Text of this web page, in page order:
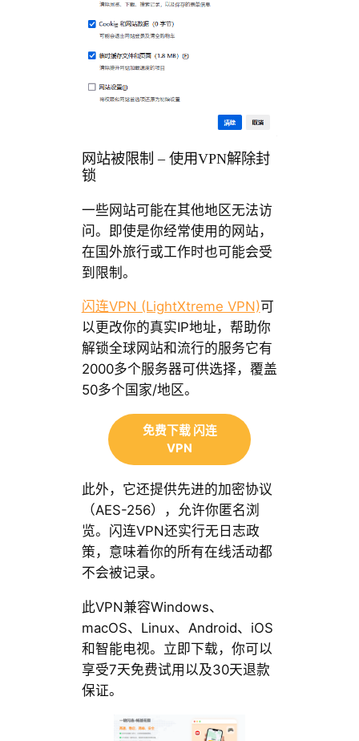
网站被限制 – 使用VPN解除封
锁
一些网站可能在其他地区无法访
问。即使是你经常使用的网站，
在国外旅行或工作时也可能会受
到限制。
闪连VPN (LightXtreme VPN)可
以更改你的真实IP地址，帮助你
解锁全球网站和流行的服务它有
2000多个服务器可供选择，覆盖
50多个国家/地区。
免费下载 闪连
VPN
此外，它还提供先进的加密协议
（AES-256），允许你匿名浏
览。闪连VPN还实行无日志政
策，意味着你的所有在线活动都
不会被记录。
此VPN兼容Windows、
macOS、Linux、Android、iOS
和智能电视。立即下载，你可以
享受7天免费试用以及30天退款
保证。